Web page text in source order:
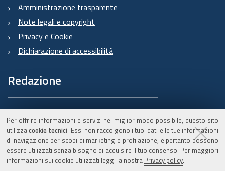
Per offrire informazioni e servizi nel miglior modo possibile, questo sito
utilizzacookie tecnici. Essi non raccolgono i tuoi dati e le tue informazioni
di navigazione per scopi di marketing e profilazione, e pertanto possono
essere utilizzati senza bisogno di acquisire il tuo consenso. Per maggiori
informazioni sui cookie utilizzati leggi la nostra Privacy policy.
Amministrazione trasparente
Note legali e copyright
Privacy e Cookie
Dichiarazione di accessibilità
Redazione
Informazioni sul Burert
e contatti